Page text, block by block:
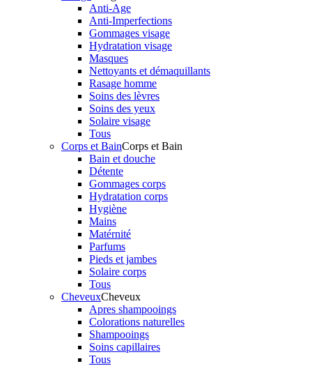
Anti-Age
Anti-Imperfections
Gommages visage
Hydratation visage
Masques
Nettoyants et démaquillants
Rasage homme
Soins des lèvres
Soins des yeux
Solaire visage
Tous
Corps et BainCorps et Bain
Bain et douche
Détente
Gommages corps
Hydratation corps
Hygiène
Mains
Matérnité
Parfums
Pieds et jambes
Solaire corps
Tous
CheveuxCheveux
Apres shampooings
Colorations naturelles
Shampooings
Soins capillaires
Tous